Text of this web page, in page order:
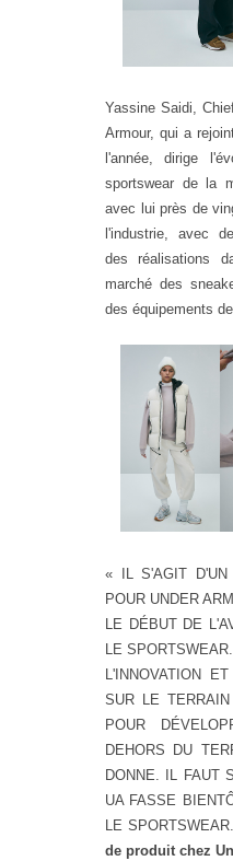
Yassine Saidi,
Armour, qui a
l'année, dirige
sportswear de la
avec lui près de
l'industrie, avec
des réalisations
marché des
des équipements
« IL S'AGIT D'UN
POUR UNDER
LE DÉBUT DE
LE
L'INNOVATION
SUR LE
POUR
DEHORS DU
DONNE. IL FAUT
UA FASSE
LE
de produit chez